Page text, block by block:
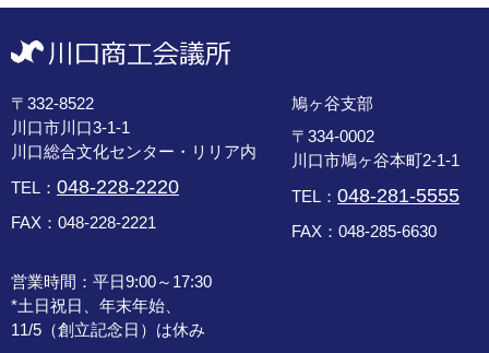
〒332-8522
川口市川口3-1-1
川口総合文化センター・リリア内
TEL： 048-228-2220
FAX：048-228-2221
鳩ヶ谷支部
〒334-0002
川口市鳩ヶ谷本町2-1-1
TEL： 048-281-5555
FAX：048-285-6630
営業時間：平日9:00～17:30
*土日祝日、年末年始、
11/5（創立記念日）は休み